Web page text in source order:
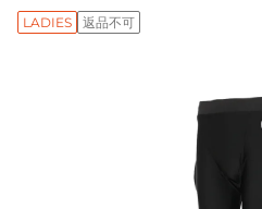
LADIES 返品不可